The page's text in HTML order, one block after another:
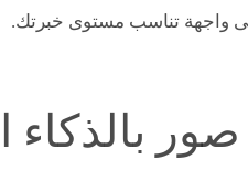
واجهة تناسب مستوى خبرتك.
بالذكاء